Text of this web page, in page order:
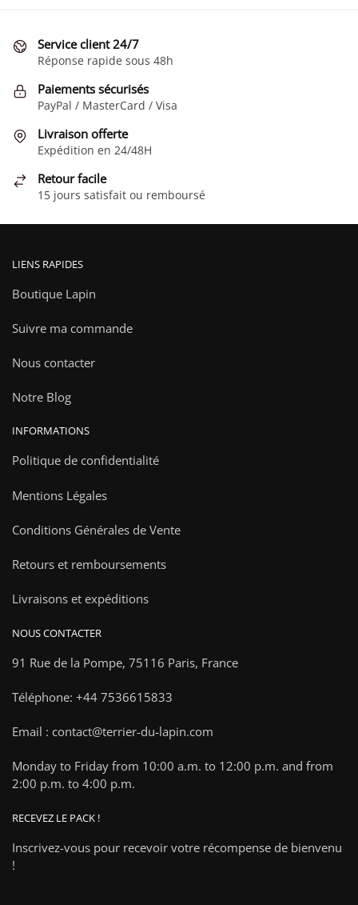
options
peuvent
être
choisies
la
du
produit
Service client 24/7
Réponse rapide sous 48h
Paiements sécurisés
PayPal / MasterCard / Visa
Livraison offerte
Expédition en 24/48H
Retour facile
15 jours satisfait ou remboursé
LIENS RAPIDES
Boutique Lapin
Suivre ma commande
Nous contacter
Notre Blog
INFORMATIONS
Politique de confidentialité
Mentions Légales
Conditions Générales de Vente
Retours et remboursements
Livraisons et expéditions
NOUS CONTACTER
91 Rue de la Pompe, 75116 Paris, France
Téléphone: +44 7536615833
Email : contact@terrier-du-lapin.com
Monday to Friday from 10:00 a.m. to 12:00 p.m. and from
2:00 p.m. to 4:00 p.m.
RECEVEZ LE PACK !
Inscrivez-vous pour recevoir votre récompense de bienvenu
!